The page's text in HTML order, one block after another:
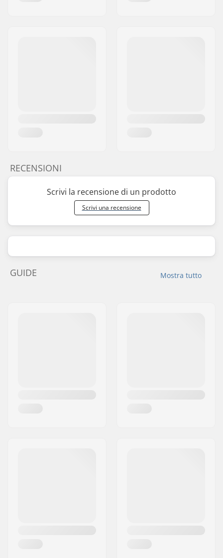
RECENSIONI
Scrivi la recensione di un prodotto
Scrivi una recensione
Mostra tutto
GUIDE